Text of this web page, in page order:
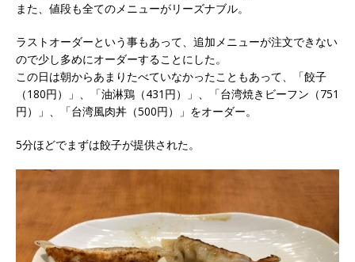
また、値段も全てのメニューがリーズナブル。
ラストオーダーという事もあって、追加メニューが注文できない
ので少し多めにオーダーすることにした。
この日は朝からあまりたべていなかったこともあって、「餃子
（180円）」、「油淋鶏（431円）」、「台湾焼きビーフン（751
円）」、「台湾風肉丼（500円）」をオーダー。
5分ほどでまずは餃子が提供された。